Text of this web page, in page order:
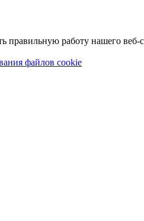
работу нашего веб-
файлов cookie